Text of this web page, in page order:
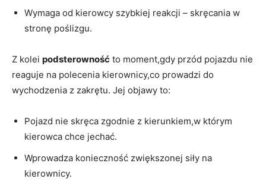
Wymaga od kierowcy szybkiej reakcji – skręcania w⁢
stronę poślizgu.
Z ‌kolei podsterowność ⁢to moment,gdy ​przód pojazdu nie
reaguje ⁢na polecenia kierownicy,co prowadzi do
wychodzenia z zakrętu. Jej objawy to:
Pojazd nie skręca⁢ zgodnie ‌z kierunkiem,w ⁣którym
kierowca chce⁤ jechać.
Wprowadza konieczność zwiększonej siły na
kierownicy.